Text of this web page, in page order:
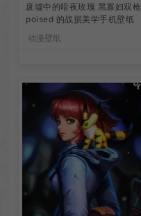
废墟中的暗夜玫瑰 黑寡妇双枪
poised 的战损美学手机壁纸
动漫壁纸